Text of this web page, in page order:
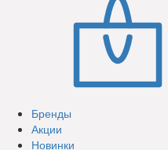
Бренды
Акции
Новинки